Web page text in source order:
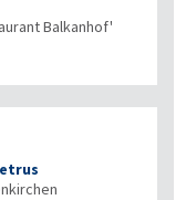
Balkanhof'